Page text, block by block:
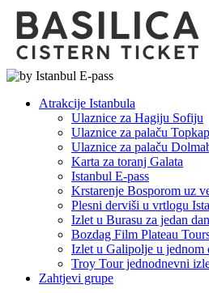
Atrakcije Istanbula
Ulaznice za Hagiju Sofiju
Ulaznice za palaču
Ulaznice za palaču
Karta za toranj Galata
Istanbul E-pass
Krstarenje Bosporom uz
Plesni derviši u vrtlogu
Izlet u Burasu za jedan
Bozdag Film Plateau
Izlet u Galipolje u jednom
Troy Tour jednodnevni
Zahtjevi grupe